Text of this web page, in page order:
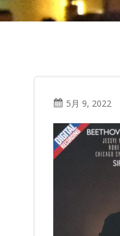
5月 9, 2022